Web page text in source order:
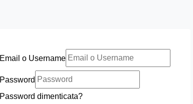
Email o Username
Password
Password dimenticata?